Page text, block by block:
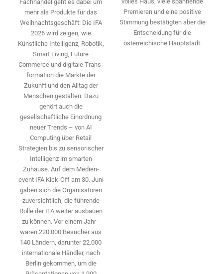
Fachhandel geht es dabei um
mehr als Produkte für das
Weihnachtsgeschäft: Die IFA
2026 wird ­zeigen, wie
Künstliche Intelligenz, Robotik,
Smart Living, Future
Commerce und digitale Trans­
formation die Märkte der
Zukunft und den Alltag der
Menschen gestalten. Dazu
gehört auch die
gesellschaftliche Einordnung
neuer Trends – von AI
Computing über Retail
Strategien bis zu sensorischer
Intelligenz im smarten
Zuhause. Auf dem Medien­
event IFA Kick-Off am 30. Juni
gaben sich die Organisatoren
zuversichtlich, die führende
Rolle der IFA weiter ausbauen
zu können. Vor einem Jahr ­
waren 220.000 Besucher aus
140 ­Ländern, ­darunter 22.000
internationale Händler, nach
Berlin gekommen, um die
Premieren und eine positive
Stimmung bestätigten aber die
Entscheidung für die
österreichische Hauptstadt.